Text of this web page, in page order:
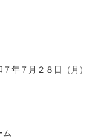
年７月２８日（月）
ム